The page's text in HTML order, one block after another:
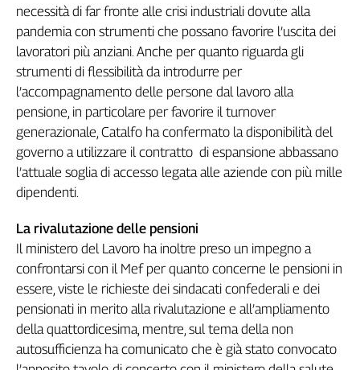
Cerca
redazione
Newsletter
Social
necessità di far fronte alle crisi industriali dovute alla
pandemia con strumenti che possano favorire l’uscita dei
lavoratori più anziani. Anche per quanto riguarda gli
strumenti di flessibilità da introdurre per
l’accompagnamento delle persone dal lavoro alla
pensione, in particolare per favorire il turnover
generazionale, Catalfo ha confermato la disponibilità del
governo a utilizzare il contratto di espansione abbassano
l’attuale soglia di accesso legata alle aziende con più mille
dipendenti.
La rivalutazione delle pensioni
Il ministero del Lavoro ha inoltre preso un impegno a
confrontarsi con il Mef per quanto concerne le pensioni in
essere, viste le richieste dei sindacati confederali e dei
pensionati in merito alla rivalutazione e all’ampliamento
della quattordicesima, mentre, sul tema della non
autosufficienza ha comunicato che è già stato convocato